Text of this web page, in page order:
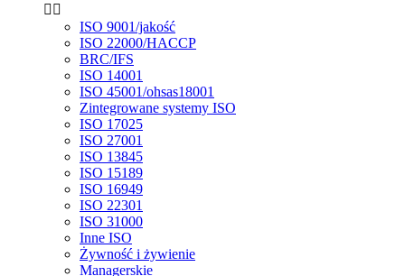
 
ISO 9001/jakość
ISO 22000/HACCP
BRC/IFS
ISO 14001
ISO 45001/ohsas18001
Zintegrowane systemy ISO
ISO 17025
ISO 27001
ISO 13845
ISO 15189
ISO 16949
ISO 22301
ISO 31000
Inne ISO
Żywność i żywienie
Managerskie